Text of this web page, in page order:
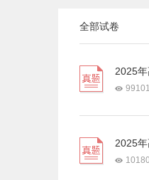
全部试卷
2025
99101
2025